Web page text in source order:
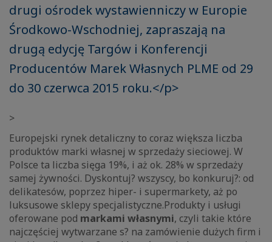
drugi ośrodek wystawienniczy w Europie
Środkowo-Wschodniej, zapraszają na
drugą edycję Targów i Konferencji
Producentów Marek Własnych PLME od 29
do 30 czerwca 2015 roku.</p>
>
Europejski rynek detaliczny to coraz większa liczba
produktów marki własnej w sprzedaży sieciowej. W
Polsce ta liczba sięga 19%, i aż ok. 28% w sprzedaży
samej żywności. Dyskontuj? wszyscy, bo konkuruj?: od
delikatesów, poprzez hiper- i supermarkety, aż po
luksusowe sklepy specjalistyczne.Produkty i usługi
oferowane pod markami własnymi, czyli takie które
najczęściej wytwarzane s? na zamówienie dużych firm i